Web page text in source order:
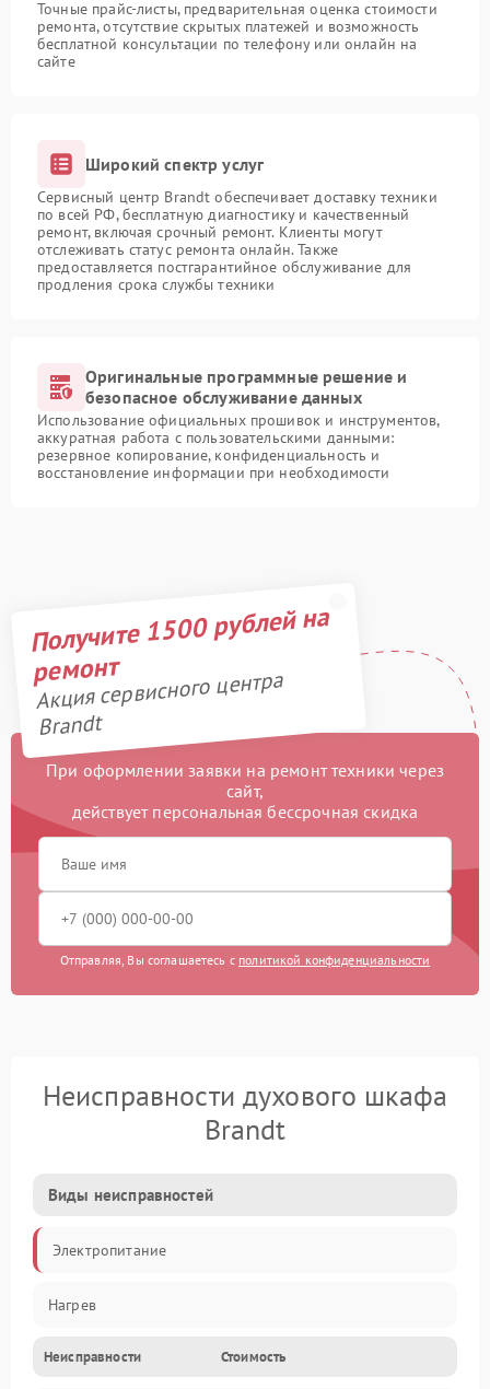
Точные прайс-листы, предварительная оценка стоимости
ремонта, отсутствие скрытых платежей и возможность
бесплатной консультации по телефону или онлайн на
сайте
Широкий спектр услуг
Сервисный центр Brandt обеспечивает доставку техники
по всей РФ, бесплатную диагностику и качественный
ремонт, включая срочный ремонт. Клиенты могут
отслеживать статус ремонта онлайн. Также
предоставляется постгарантийное обслуживание для
продления срока службы техники
Оригинальные программные решение и
безопасное обслуживание данных
Использование официальных прошивок и инструментов,
аккуратная работа с пользовательскими данными:
резервное копирование, конфиденциальность и
восстановление информации при необходимости
Получите 1500 рублей на
ремонт
Акция сервисного центра
Brandt
При оформлении заявки на ремонт техники через
сайт,
действует персональная бессрочная скидка
Отправляя, Вы соглашаетесь с политикой конфиденциальности
Неисправности духового шкафа
Brandt
Виды неисправностей
Электропитание
Нагрев
Неисправности Стоимость